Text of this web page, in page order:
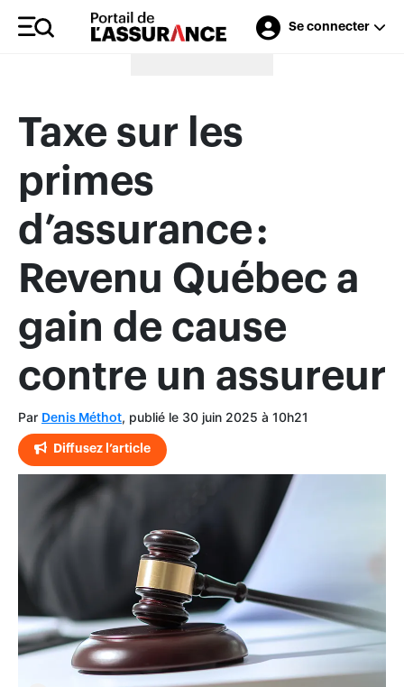
Se connecter
Merci à nos annonceurs
Taxe sur les
primes
d’assurance :
Revenu Québec a
gain de cause
contre un assureur
Par Denis Méthot, publié le 30 juin 2025 à 10h21
Diffusez l’article